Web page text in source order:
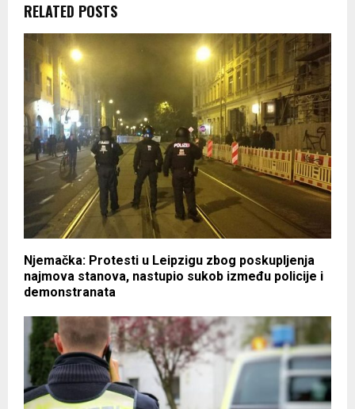
RELATED POSTS
Njemačka: Protesti u Leipzigu zbog poskupljenja
najmova stanova, nastupio sukob između policije i
demonstranata